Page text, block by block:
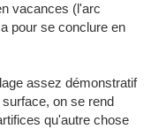
vacances (l'arc
pour se conclure en
assez démonstratif
on se rend
qu'autre chose